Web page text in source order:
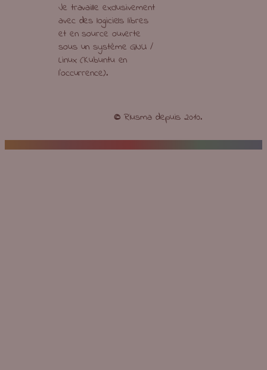
Je travaille exclusivement
avec des logiciels libres
et en source ouverte
sous un système GNU /
Linux (Kubuntu en
l’occurrence).
©Riusma depuis 2010.